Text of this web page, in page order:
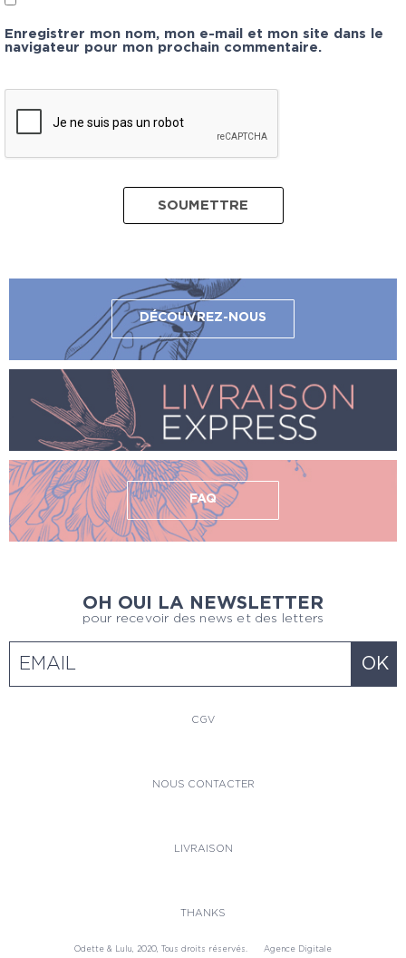
Enregistrer mon nom, mon e-mail et mon site dans le
navigateur pour mon prochain commentaire.
DÉCOUVREZ-NOUS
FAQ
OH OUI LA NEWSLETTER
pour recevoir des news et des letters
CGV
NOUS CONTACTER
LIVRAISON
THANKS
Odette & Lulu, 2020, Tous droits réservés. Agence Digitale